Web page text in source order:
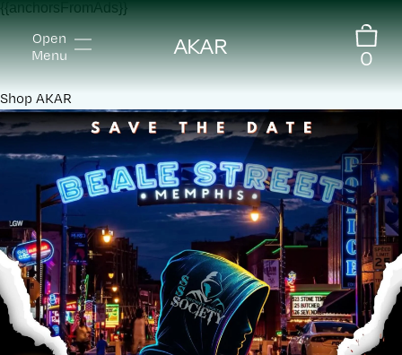
{{anchorsFromAds}}
Open
Menu
AKAR 0
Shop AKAR